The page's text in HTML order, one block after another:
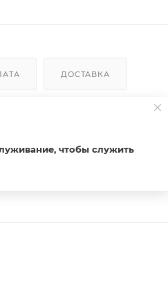
ДОСТАВКА
(порошковая окраска).
и другие аксессуары
чтобы служить